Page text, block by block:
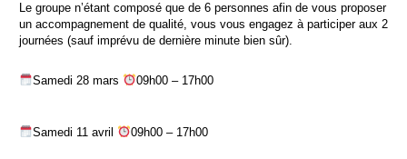
Le groupe n’étant composé que de 6 personnes afin de vous proposer
un accompagnement de qualité, vous vous engagez à participer aux 2
journées (sauf imprévu de dernière minute bien sûr).
Samedi 28 mars 09h00 – 17h00
Samedi 11 avril 09h00 – 17h00